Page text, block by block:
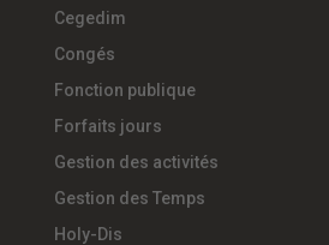
Cegedim
Congés
Fonction publique
Forfaits jours
Gestion des activités
Gestion des Temps
Holy-Dis